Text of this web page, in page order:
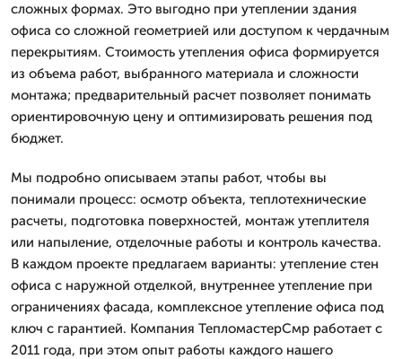
сложных формах. Это выгодно при утеплении здания
офиса со сложной геометрией или доступом к чердачным
перекрытиям. Стоимость утепления офиса формируется
из объема работ, выбранного материала и сложности
монтажа; предварительный расчет позволяет понимать
ориентировочную цену и оптимизировать решения под
бюджет.
Мы подробно описываем этапы работ, чтобы вы
понимали процесс: осмотр объекта, теплотехнические
расчеты, подготовка поверхностей, монтаж утеплителя
или напыление, отделочные работы и контроль качества.
В каждом проекте предлагаем варианты: утепление стен
офиса с наружной отделкой, внутреннее утепление при
ограничениях фасада, комплексное утепление офиса под
ключ с гарантией. Компания ТепломастерСмр работает с
2011 года, при этом опыт работы каждого нашего